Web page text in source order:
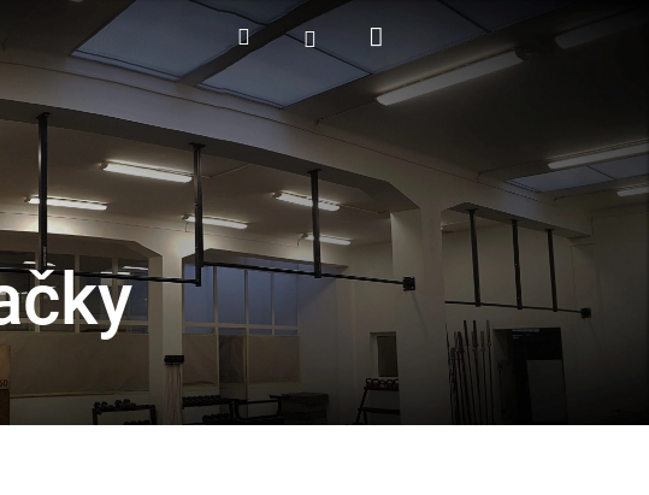
HledatPřihlášení
košík